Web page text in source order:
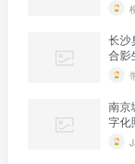
长沙
合影
南京
字化